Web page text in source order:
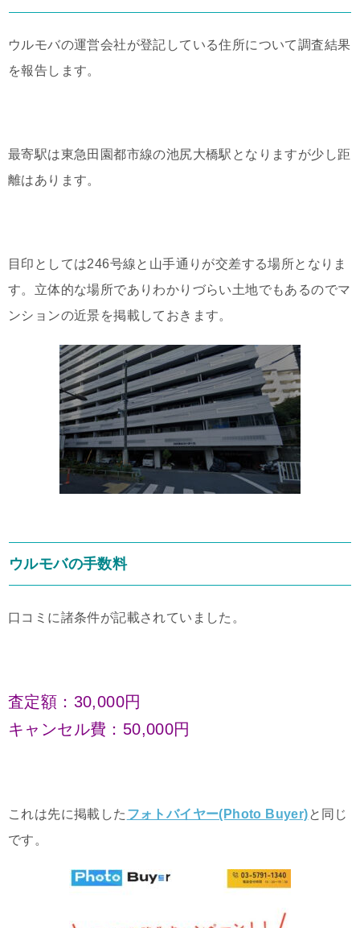
ウルモバの運営会社が登記している住所について調査結果
を報告します。
最寄駅は東急田園都市線の池尻大橋駅となりますが少し距
離はあります。
目印としては246号線と山手通りが交差する場所となりま
す。立体的な場所でありわかりづらい土地でもあるのでマ
ンションの近景を掲載しておきます。
ウルモバの手数料
口コミに諸条件が記載されていました。
査定額：30,000円
キャンセル費：50,000円
これは先に掲載した フォトバイヤー(Photo Buyer)と同じ
です。